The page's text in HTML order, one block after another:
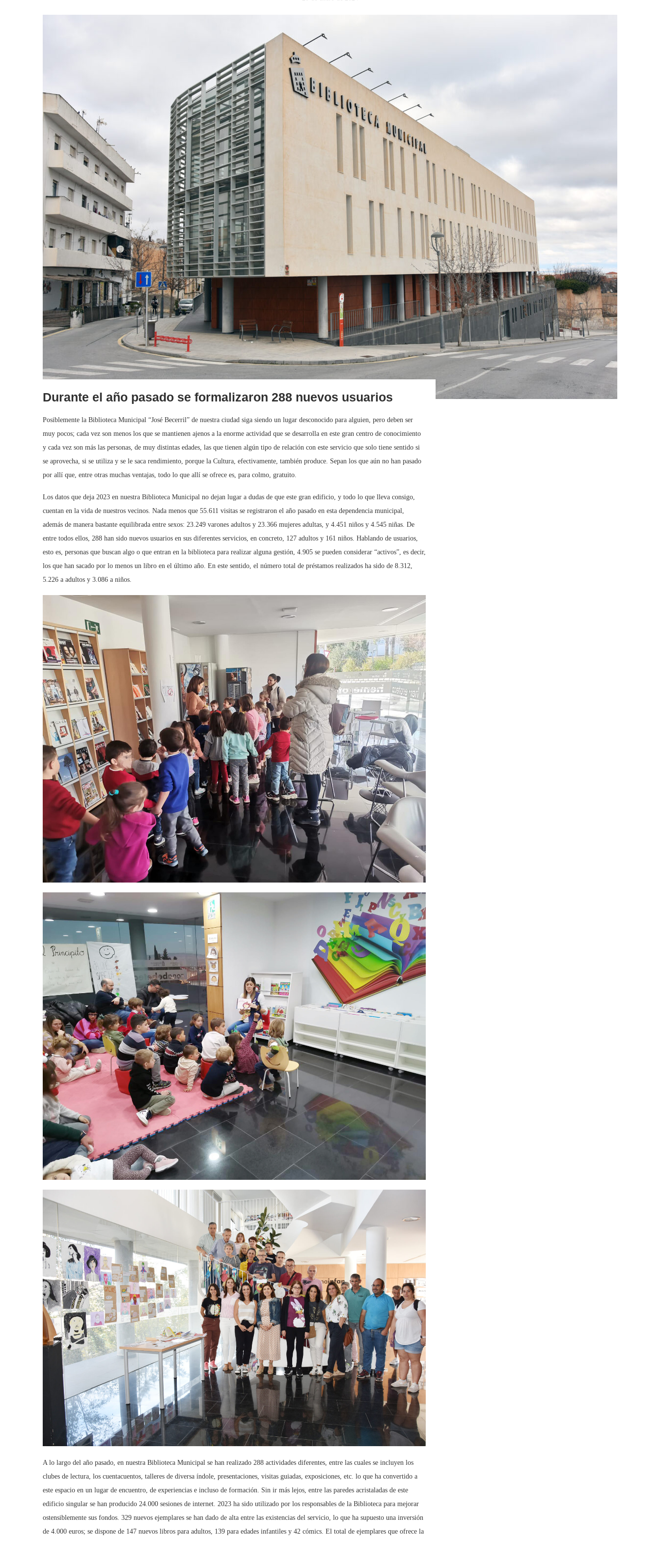
Durante el año pasado se formalizaron 288 nuevos usuarios
Posiblemente la Biblioteca Municipal “José Becerril” de nuestra ciudad siga siendo un lugar desconocido para alguien, pero deben ser
muy pocos; cada vez son menos los que se mantienen ajenos a la enorme actividad que se desarrolla en este gran centro de conocimiento
y cada vez son más las personas, de muy distintas edades, las que tienen algún tipo de relación con este servicio que solo tiene sentido si
se aprovecha, si se utiliza y se le saca rendimiento, porque la Cultura, efectivamente, también produce. Sepan los que aún no han pasado
por allí que, entre otras muchas ventajas, todo lo que allí se ofrece es, para colmo, gratuito.
Los datos que deja 2023 en nuestra Biblioteca Municipal no dejan lugar a dudas de que este gran edificio, y todo lo que lleva consigo,
cuentan en la vida de nuestros vecinos. Nada menos que 55.611 visitas se registraron el año pasado en esta dependencia municipal,
además de manera bastante equilibrada entre sexos: 23.249 varones adultos y 23.366 mujeres adultas, y 4.451 niños y 4.545 niñas. De
entre todos ellos, 288 han sido nuevos usuarios en sus diferentes servicios, en concreto, 127 adultos y 161 niños. Hablando de usuarios,
esto es, personas que buscan algo o que entran en la biblioteca para realizar alguna gestión, 4.905 se pueden considerar “activos”, es decir,
los que han sacado por lo menos un libro en el último año. En este sentido, el número total de préstamos realizados ha sido de 8.312,
5.226 a adultos y 3.086 a niños.
A lo largo del año pasado, en nuestra Biblioteca Municipal se han realizado 288 actividades diferentes, entre las cuales se incluyen los
clubes de lectura, los cuentacuentos, talleres de diversa índole, presentaciones, visitas guiadas, exposiciones, etc. lo que ha convertido a
este espacio en un lugar de encuentro, de experiencias e incluso de formación. Sin ir más lejos, entre las paredes acristaladas de este
edificio singular se han producido 24.000 sesiones de internet. 2023 ha sido utilizado por los responsables de la Biblioteca para mejorar
ostensiblemente sus fondos. 329 nuevos ejemplares se han dado de alta entre las existencias del servicio, lo que ha supuesto una inversión
de 4.000 euros; se dispone de 147 nuevos libros para adultos, 139 para edades infantiles y 42 cómics. El total de ejemplares que ofrece la